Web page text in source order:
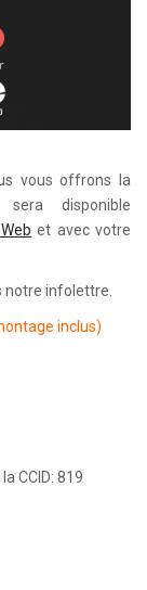
vous offrons la
disponible
et avec votre
notre infolettre.
inclus)
CCID: 819